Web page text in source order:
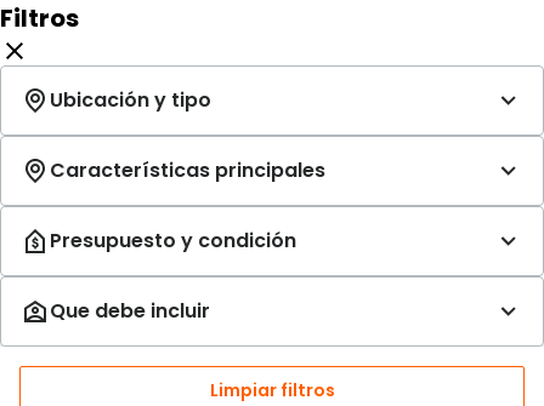
Filtros
Limpiar filtros